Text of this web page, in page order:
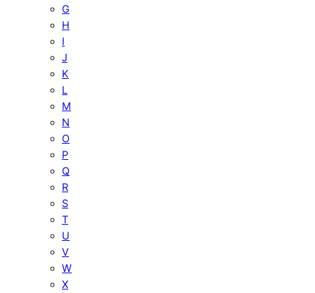
G
H
I
J
K
L
M
N
O
P
Q
R
S
T
U
V
W
X